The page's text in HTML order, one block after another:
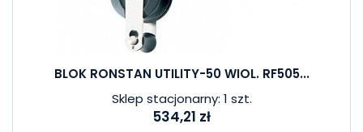
BLOK RONSTAN UTILITY-50 WIOL. RF505...
Sklep stacjonarny: 1 szt.
534,21 zł